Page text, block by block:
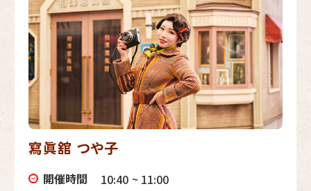
寫眞舘 つや子
開催時間
10:40 ~ 11:00